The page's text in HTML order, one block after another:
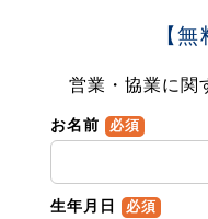
【
営業・協業に関
お名前 必須
生年月日 必須